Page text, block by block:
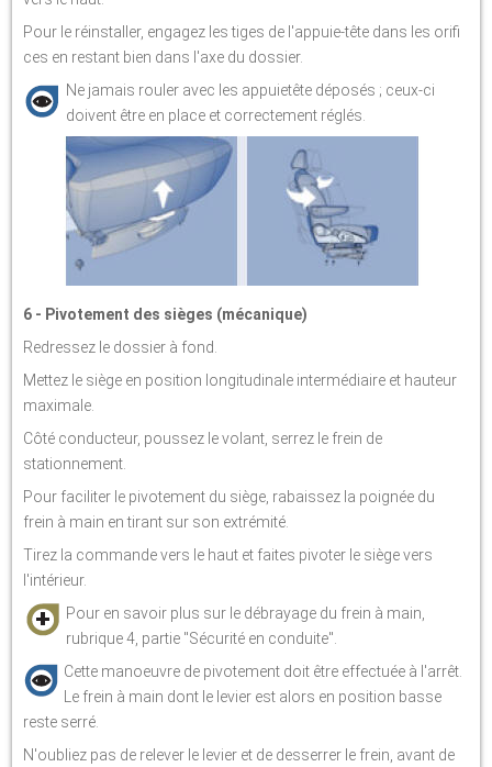
Pour le réinstaller, engagez les tiges de l'appuie-tête dans les orifi
ces en restant bien dans l'axe du dossier.
Ne jamais rouler avec les appuietête déposés ; ceux-ci
doivent être en place et correctement réglés.
6 - Pivotement des sièges (mécanique)
Redressez le dossier à fond.
Mettez le siège en position longitudinale intermédiaire et hauteur
maximale.
Côté conducteur, poussez le volant, serrez le frein de
stationnement.
Pour faciliter le pivotement du siège, rabaissez la poignée du
frein à main en tirant sur son extrémité.
Tirez la commande vers le haut et faites pivoter le siège vers
l'intérieur.
Pour en savoir plus sur le débrayage du frein à main,
rubrique 4, partie "Sécurité en conduite".
Cette manoeuvre de pivotement doit être effectuée à l'arrêt.
Le frein à main dont le levier est alors en position basse
reste serré.
N'oubliez pas de relever le levier et de desserrer le frein, avant de